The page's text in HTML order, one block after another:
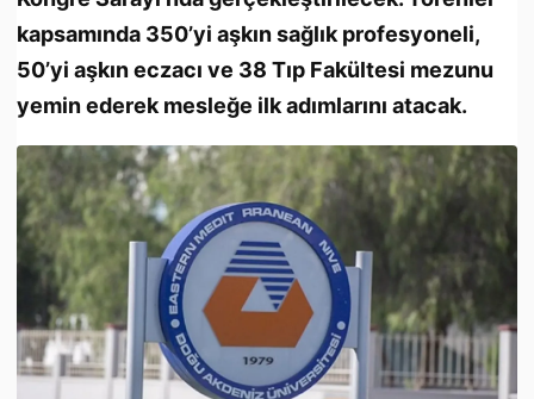
kapsamında 350’yi aşkın sağlık profesyoneli,
50’yi aşkın eczacı ve 38 Tıp Fakültesi mezunu
yemin ederek mesleğe ilk adımlarını atacak.